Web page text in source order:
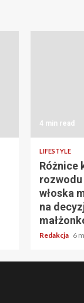
4 min read
LIFESTYLE
Różnice
rozwodu
włoska
na
Redakcja 6